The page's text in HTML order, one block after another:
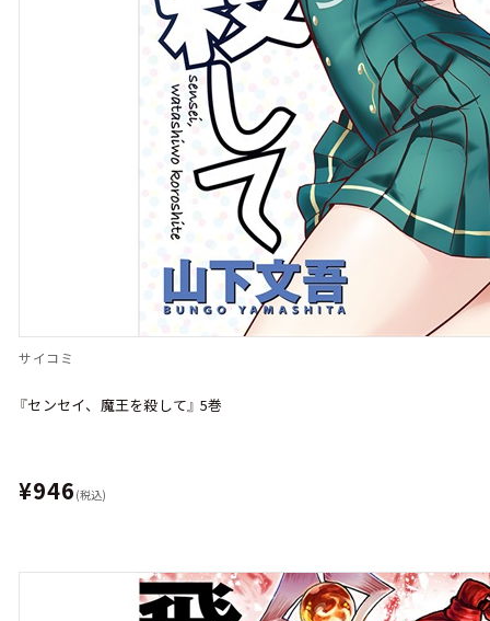
サイコミ
『センセイ、魔王を殺して』 5巻
¥946 (税込)